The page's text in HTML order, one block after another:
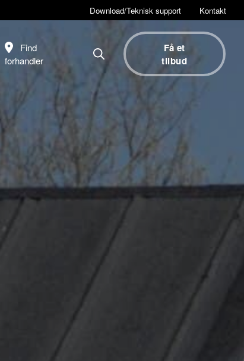
Download/Teknisk support Kontakt
Find
forhandler
Få et
tilbud